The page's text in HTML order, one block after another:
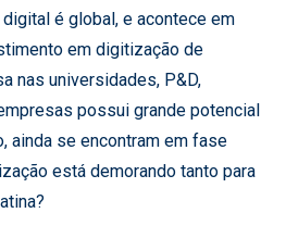
é global, e acontece em
em digitização de
nas universidades, P&D,
possui grande potencial
ainda se encontram em fase
está demorando tanto para